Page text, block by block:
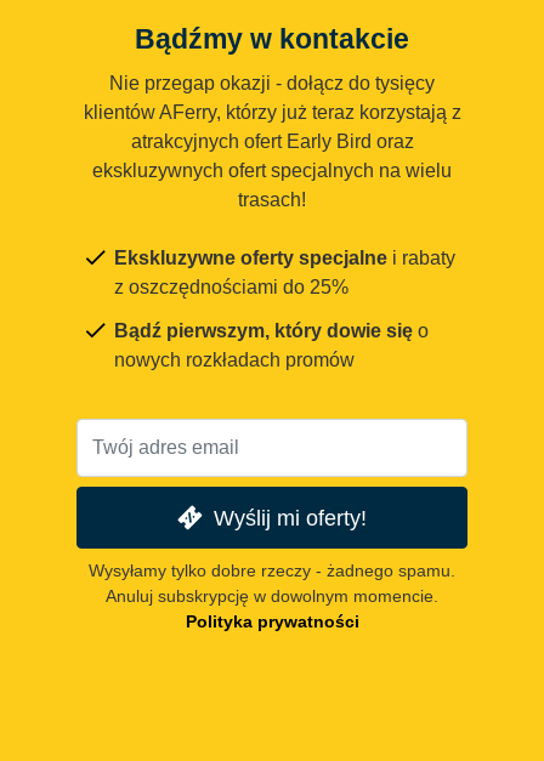
Bądźmy w kontakcie
Nie przegap okazji - dołącz do tysięcy
klientów AFerry, którzy już teraz korzystają z
atrakcyjnych ofert Early Bird oraz
ekskluzywnych ofert specjalnych na wielu
trasach!
Ekskluzywne oferty specjalne i rabaty
z oszczędnościami do 25%
Bądź pierwszym, który dowie się o
nowych rozkładach promów
Wyślij mi oferty!
Wysyłamy tylko dobre rzeczy - żadnego spamu.
Anuluj subskrypcję w dowolnym momencie.
Polityka prywatności